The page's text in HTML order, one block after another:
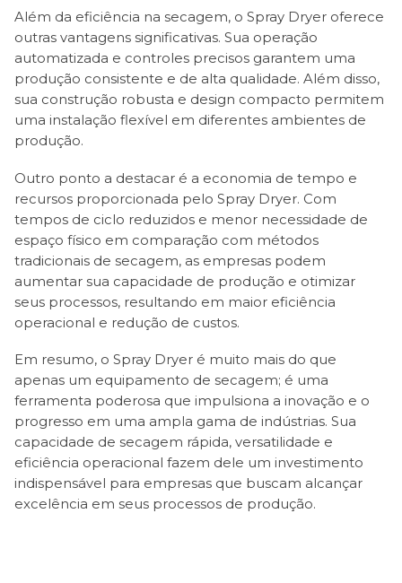
Além da eficiência na secagem, o Spray Dryer oferece
outras vantagens significativas. Sua operação
automatizada e controles precisos garantem uma
produção consistente e de alta qualidade. Além disso,
sua construção robusta e design compacto permitem
uma instalação flexível em diferentes ambientes de
produção.
Outro ponto a destacar é a economia de tempo e
recursos proporcionada pelo Spray Dryer. Com
tempos de ciclo reduzidos e menor necessidade de
espaço físico em comparação com métodos
tradicionais de secagem, as empresas podem
aumentar sua capacidade de produção e otimizar
seus processos, resultando em maior eficiência
operacional e redução de custos.
Em resumo, o Spray Dryer é muito mais do que
apenas um equipamento de secagem; é uma
ferramenta poderosa que impulsiona a inovação e o
progresso em uma ampla gama de indústrias. Sua
capacidade de secagem rápida, versatilidade e
eficiência operacional fazem dele um investimento
indispensável para empresas que buscam alcançar
excelência em seus processos de produção.